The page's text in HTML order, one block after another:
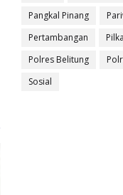
Pangkal Pinang
Pertambangan
Polres Belitung
Sosial